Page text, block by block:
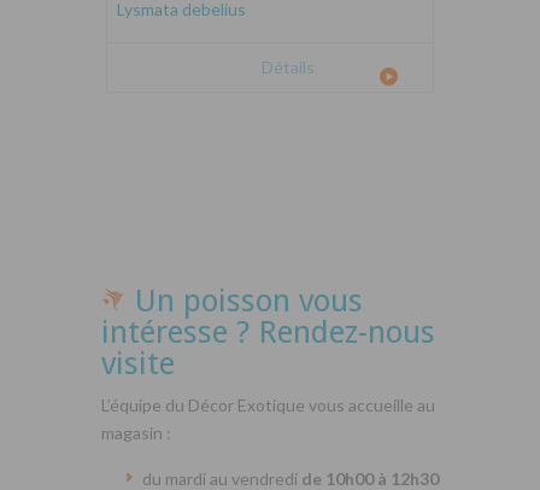
Lysmata debelius
Détails
Un poisson vous
intéresse ? Rendez-nous
visite
L’équipe du Décor Exotique vous accueille au
magasin :
du mardi au vendredi de 10h00 à 12h30